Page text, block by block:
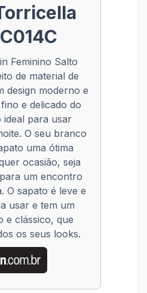
Feminino Salto
de material de
design moderno e
e delicado do
para usar
O seu branco
uma ótima
ocasião, seja
um encontro
O sapato é leve e
usar e tem um
e clássico, que
os seus looks.